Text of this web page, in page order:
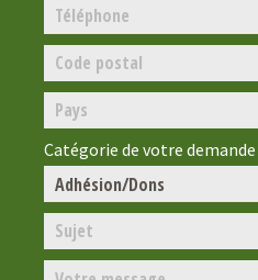
Catégorie de votre demande